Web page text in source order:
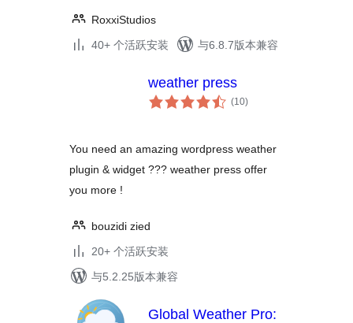
RoxxiStudios
40+ 个活跃安装
与6.8.7版本兼容
weather press
(10总
评)
You need an amazing wordpress weather
plugin & widget ??? weather press offer
you more !
bouzidi zied
20+ 个活跃安装
与5.2.25版本兼容
Global Weather Pro: